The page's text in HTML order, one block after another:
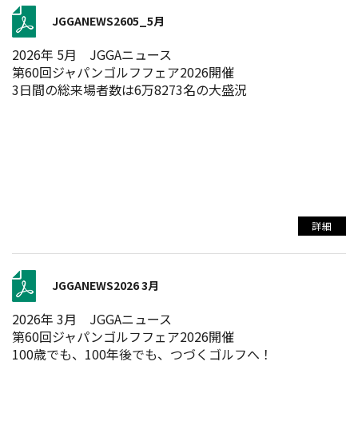
JGGANEWS2605_5月
2026年 5月 JGGAニュース
第60回ジャパンゴルフフェア2026開催
3日間の総来場者数は6万8273名の大盛況
詳細
JGGANEWS2026 3月
2026年 3月 JGGAニュース
第60回ジャパンゴルフフェア2026開催
100歳でも、100年後でも、つづくゴルフへ！